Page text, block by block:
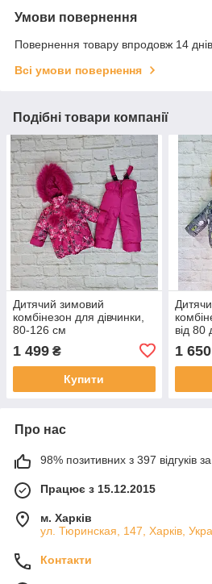
Умови повернення
Повернення товару впродовж 14
Всі умови повернення
Подібні товари компанії
Дитячий зимовий
комбінезон для дівчинки,
80-126 см
1 499 ₴
Купити
від 80
1 650
Про нас
98% позитивних з 397 відгуків за
Працює з 15.12.2015
м. Харків
ул. Тюринская, 147, Харків,
Контакти